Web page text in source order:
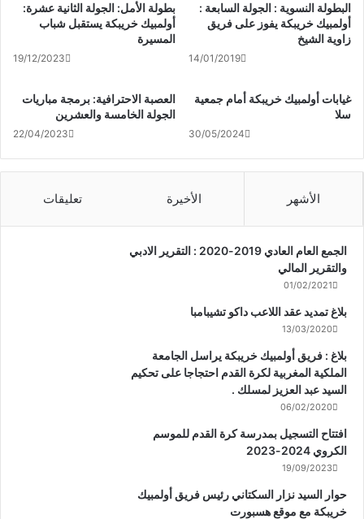
بطولة الأمل: الجولة الثانية عشرة:
أولمبيك خريبكة يستقبل شباب
المسيرة
19/12/2023
البطولة النسوية : الجولة السابعة :
أولمبيك خريبكة يفوز على فريق
زاوية الشيخ
14/01/2019
العصبة الاحترافية: برمجة مباريات
الجولة الخامسة والعشرين
22/04/2023
غيابات أولمبيك خريبكة أمام جمعية
سلا
30/05/2024
الأشهر الأخيرة تعليقات
الجمع العام العادي 2019-2020 : التقرير الادبي
والتقرير المالي
01/02/2021
بلاغ تمديد عقد اللاعب داكو تشيبامبا
13/03/2020
بلاغ : فريق أولمبيك خريبكة يراسل الجامعة
الملكية المغربية لكرة القدم احتجاجا على تحكيم
السيد عبد العزيز لمسلك .
06/02/2020
افتتاح التسجيل بمدرسة كرة القدم للموسم
الكروي 2024-2023
19/09/2023
حوار السيد نزار السكتاني رئيس فريق أولمبيك
خريبكة مع موقع هسبورت